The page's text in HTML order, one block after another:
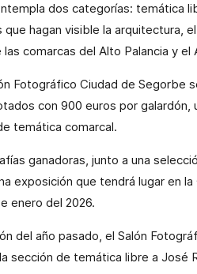
dos categorías: temática
hagan visible la arquitectura,
comarcas del Alto Palancia y el
Fotográfico Ciudad de Segorbe
con 900 euros por
temática comarcal.
ganadoras, junto a una
exposición que tendrá lugar en
enero del 2026.
del año pasado, el Salón
sección de temática libre a José